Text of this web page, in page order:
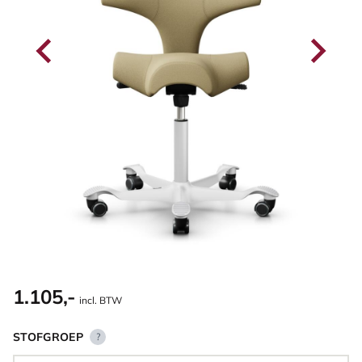
1.105,- incl. BTW
STOFGROEP ?